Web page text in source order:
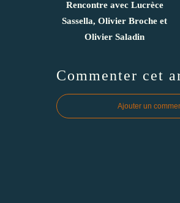
Rencontre avec Lucrèce
Sassella, Olivier Broche et
Olivier Saladin
Commenter cet
Ajouter un